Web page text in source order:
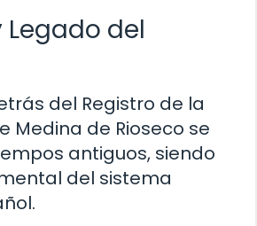
Legado del
del Registro de la
Medina de Rioseco se
antiguos, siendo
del sistema